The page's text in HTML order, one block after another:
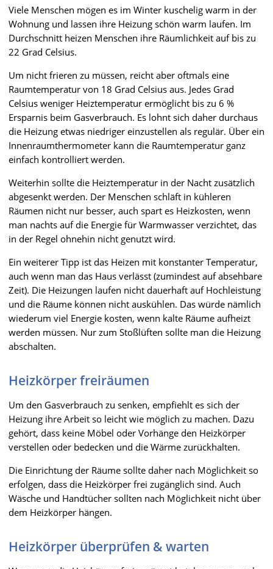
Viele Menschen mögen es im Winter kuschelig warm in der
Wohnung und lassen ihre Heizung schön warm laufen. Im
Durchschnitt heizen Menschen ihre Räumlichkeit auf bis zu
22 Grad Celsius.
Um nicht frieren zu müssen, reicht aber oftmals eine
Raumtemperatur von 18 Grad Celsius aus. Jedes Grad
Celsius weniger Heiztemperatur ermöglicht bis zu 6 %
Ersparnis beim Gasverbrauch. Es lohnt sich daher durchaus
die Heizung etwas niedriger einzustellen als regulär. Über ein
Innenraumthermometer kann die Raumtemperatur ganz
einfach kontrolliert werden.
Weiterhin sollte die Heiztemperatur in der Nacht zusätzlich
abgesenkt werden. Der Menschen schläft in kühleren
Räumen nicht nur besser, auch spart es Heizkosten, wenn
man nachts auf die Energie für Warmwasser verzichtet, das
in der Regel ohnehin nicht genutzt wird.
Ein weiterer Tipp ist das Heizen mit konstanter Temperatur,
auch wenn man das Haus verlässt (zumindest auf absehbare
Zeit). Die Heizungen laufen nicht dauerhaft auf Hochleistung
und die Räume können nicht auskühlen. Das würde nämlich
wiederum viel Energie kosten, wenn kalte Räume aufheizt
werden müssen. Nur zum Stoßlüften sollte man die Heizung
abschalten.
Heizkörper freiräumen
Um den Gasverbrauch zu senken, empfiehlt es sich der
Heizung ihre Arbeit so leicht wie möglich zu machen. Dazu
gehört, dass keine Möbel oder Vorhänge den Heizkörper
verstellen oder bedecken und die Wärme zurückhalten.
Die Einrichtung der Räume sollte daher nach Möglichkeit so
erfolgen, dass die Heizkörper frei zugänglich sind. Auch
Wäsche und Handtücher sollten nach Möglichkeit nicht über
dem Heizkörper hängen.
Heizkörper überprüfen & warten